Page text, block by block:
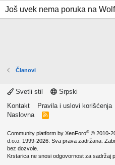
Još uvek nema poruka na
Članovi
Svetli stil
Srpski
Kontakt
Pravila i uslovi korišćenja
Naslovna
R
Community platform by XenForo® © 2010-
d.o.o. 1999-2026. Sva prava zadržana.
bez dozvole.
Krstarica ne snosi odgovornost za sadržaj